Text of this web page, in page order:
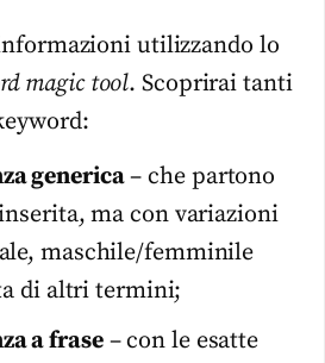
utilizzando lo
magic tool. Scoprirai tanti
generica– che partono
ma con variazioni
maschile/femminile
di altri termini;
a frase– con le esatte